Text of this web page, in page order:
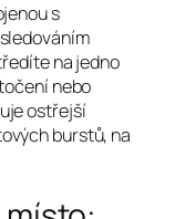
s
na jedno
nebo
ostřejší
burstů, na